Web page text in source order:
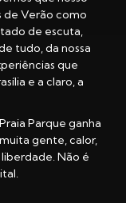
de Verão como
de escuta,
tudo, da nossa
que
e a claro, a
Parque ganha
gente, calor,
Não é